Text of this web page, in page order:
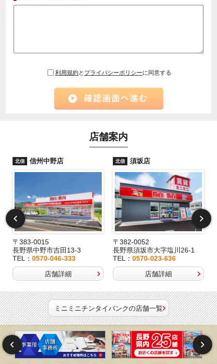
利用規約と プライバシーポリシーに同意する
店舗案内
北信 信州中野店
〒383-0015
長野県中野市吉田13-3
TEL： 0570-046-333
店舗詳細
北信 須坂店
〒382-0052
長野県須坂市大字塩川26-1
TEL：0570-023-636
店舗詳細
ミニミニチンタイバンクの店舗一覧